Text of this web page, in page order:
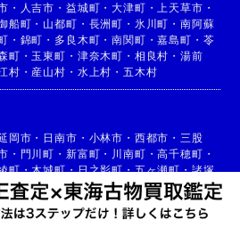
・ 人吉市 ・ 益城町 ・大津町 ・ 上天草市 ・
船町 ・ 山都町 ・ 長洲町 ・ 氷川町 ・ 南阿蘇
・ 錦町 ・ 多良木町 ・南関町 ・嘉島町 ・ 苓
町 ・ 玉東町 ・ 津奈木町 ・ 相良村 ・ 湯前
村 ・ 産山村 ・ 水上村 ・ 五木村
岡市 ・ 日南市 ・ 小林市 ・ 西都市 ・ 三股
・ 門川町 ・ 新富町 ・ 川南町 ・高千穂町 ・
町・木城町・日之影町・五ヶ瀬町・諸塚